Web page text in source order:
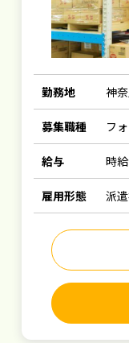
勤務地 神
募集職種 フ
給与 時
雇用形態 派